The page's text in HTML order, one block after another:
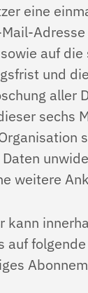
eine
auf
und
aller
sechs
weitere
kann
auf